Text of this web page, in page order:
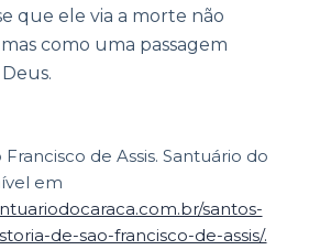
que ele via a morte não
como uma passagem
de Assis. Santuário do
em
santos-
de-sao-francisco-de-assis/.